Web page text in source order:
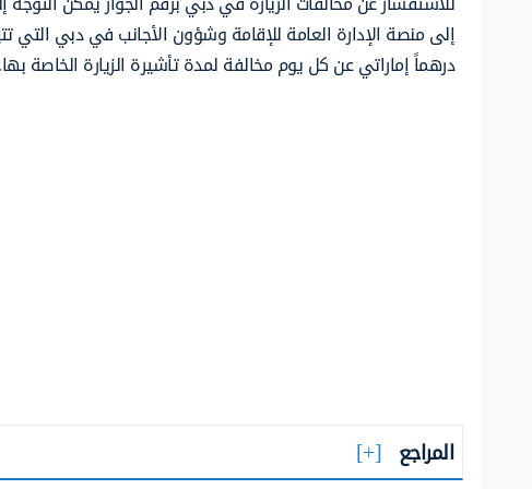
إلى منصة الإدارة العامة للإقامة وشؤون الأجانب في دبي التي
درهماً إماراتي عن كل يوم مخالفة لمدة تأشيرة الزيارة الخاصة بها.
المراجع